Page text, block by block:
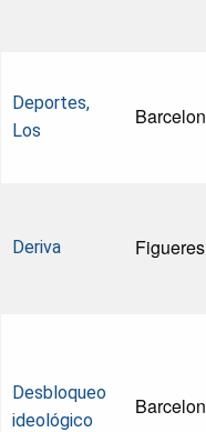
Deportes,
Los
Deriva Figueres
Desbloqueo
ideológico